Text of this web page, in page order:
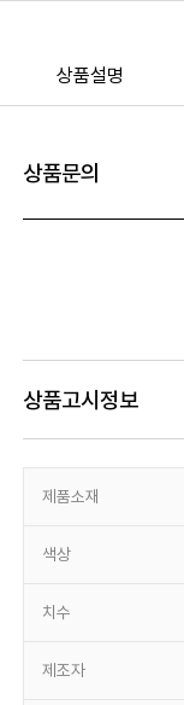
상품설명
상품문의
상품고시정보
제품소재
색상
치수
제조자